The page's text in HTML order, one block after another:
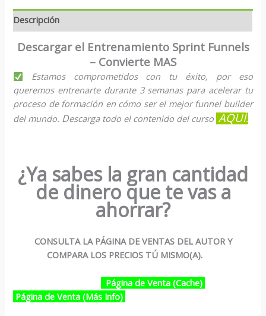
Descripción
Descargar el Entrenamiento Sprint Funnels
– Convierte MAS
Estamos comprometidos con tu éxito, por eso
queremos entrenarte durante 3 semanas para acelerar tu
proceso de formación en cómo ser el mejor funnel builder
del mundo. Descarga todo el contenido del curso AQUÍ.
¿Ya sabes la gran cantidad
de dinero que te vas a
ahorrar?
CONSULTA LA PÁGINA DE VENTAS DEL AUTOR Y
COMPARA LOS PRECIOS TÚ MISMO(A).
Página de Venta (Cache)
Página de Venta (Más Info)